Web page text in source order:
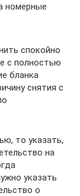
номерные
спокойно
с полностью
бланка
снятия с
то указать,
на
указать
о